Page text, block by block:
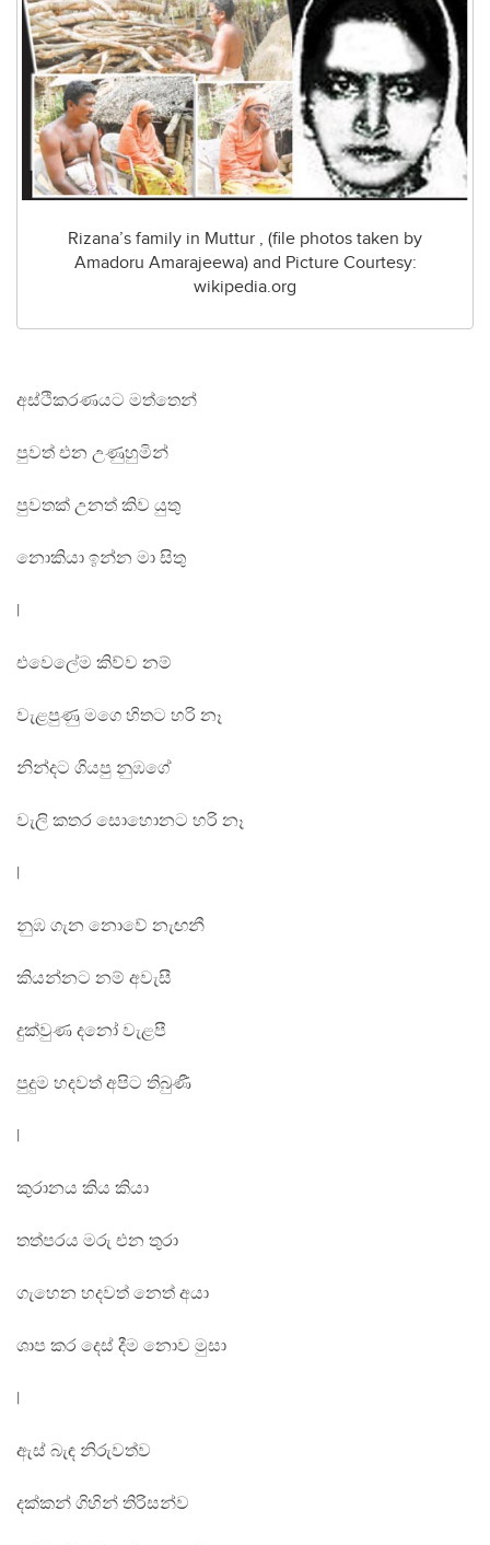
Rizana’s family in Muttur , (file photos taken by
Amadoru Amarajeewa) and Picture Courtesy:
wikipedia.org
අස්ථිකරණයට මත්තෙන්
පුවත් එන උණුහුමින්
පුවතක් උනත් කිව යුතු
නොකියා ඉන්න මා සිතු
|
එවෙලේම කිව්ව නම්
වැළපුණු මගෙ හිතට හරි නෑ
නින්දට ගියපු නුඹගේ
වැලි කතර සොහොනට හරි නෑ
|
නුඹ ගැන නොවේ නැඟනී
කියන්නට නම් අවැසී
දුක්වුණ දනෝ වැළපී
පුදුම හදවත් අපිට තිබුණී
|
කුරානය කිය කියා
තත්පරය මරු එන තුරා
ගැහෙන හදවත් නෙත් අයා
ශාප කර දෙස් දීම නොව මුසා
|
ඇස් බැඳ නිරුවත්ව
දක්කන් ගිහින් තිරිසන්ව